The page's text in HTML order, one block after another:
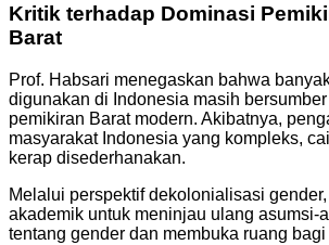
Kritik terhadap Dominasi
Barat
Prof. Habsari menegaskan bahwa
digunakan di Indonesia masih
pemikiran Barat modern. Akibatnya,
masyarakat Indonesia yang kompleks,
kerap disederhanakan.
Melalui perspektif dekolonialisasi
akademik untuk meninjau ulang asumsi-
tentang gender dan membuka ruang